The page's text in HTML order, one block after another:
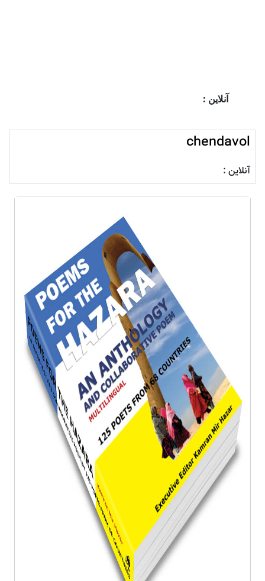
آنلاین :
chendavol
آنلاین :